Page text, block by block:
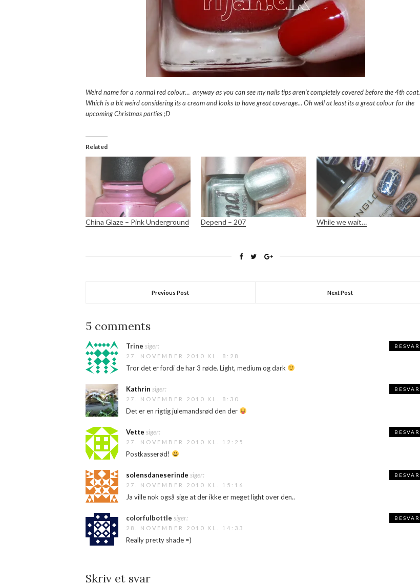
Weird name for a normal red colour… anyway as you can see my nails tips aren’t completely covered before the 4th coat.
Which is a bit weird considering its a cream and looks to have great coverage… Oh well at least its a great colour for the
upcoming Christmas parties ;D
Related
China Glaze – Pink Underground Depend – 207 While we wait…
Previous Post Next Post
5 comments
Trine siger:
27. NOVEMBER 2010 KL. 8:28
Tror det er fordi de har 3 røde. Light, medium og dark
BESVAR
Kathrin siger:
27. NOVEMBER 2010 KL. 8:30
Det er en rigtig julemandsrød den der
BESVAR
Vette siger:
27. NOVEMBER 2010 KL. 12:25
Postkasserød!
BESVAR
solensdaneserinde siger:
27. NOVEMBER 2010 KL. 15:16
Ja ville nok også sige at der ikke er meget light over den..
BESVAR
colorfulbottle siger:
28. NOVEMBER 2010 KL. 14:33
Really pretty shade =)
BESVAR
Skriv et svar